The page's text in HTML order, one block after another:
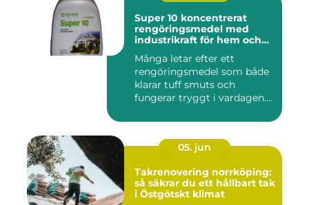
Super 10 koncentrerat
rengöringsmedel med
industrikraft för hem och
Många letar efter ett
rengöringsmedel som både
klarar tuff smuts och
fungerar tryggt i vardagen.
05. jun
Takrenovering norrköping:
så säkrar du ett hållbart tak
i Östgötskt klimat